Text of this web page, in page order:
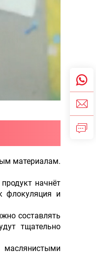
материалам.
начнёт
флокуляция и
составлять
тщательно